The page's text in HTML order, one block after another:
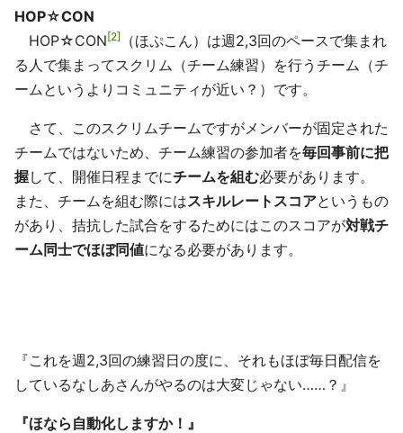
HOP☆CON
HOP☆CON 2
（ほぷこん）は週2,3回のペースで集まれ
る人で集まってスクリム（チーム練習）を行うチーム（チ
ームというよりコミュニティが近い？）です。
さて、このスクリムチームですがメンバーが固定された
チームではないため、チーム練習の参加者を毎回事前に把
握して、開催日程までにチームを組む必要があります。
また、チームを組む際にはスキルレートスコアというもの
があり、拮抗した試合をするためにはこのスコアが対戦チ
ーム同士でほぼ同値になる必要があります。
『これを週2,3回の練習日の度に、それもほぼ毎日配信を
しているなしあさんがやるのは大変じゃない……？』
『ほなら自動化しますか！』